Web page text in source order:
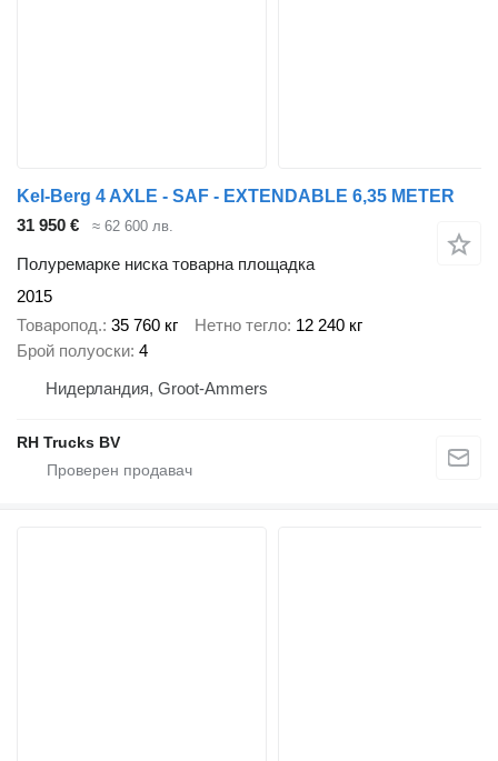
Kel-Berg 4 AXLE - SAF - EXTENDABLE 6,35 METER
31 950 €
≈ 62 600 лв.
Полуремарке ниска товарна площадка
2015
Товаропод. 35 760 кг Нетно тегло 12 240 кг
Брой полуоски 4
Нидерландия, Groot-Ammers
RH Trucks BV